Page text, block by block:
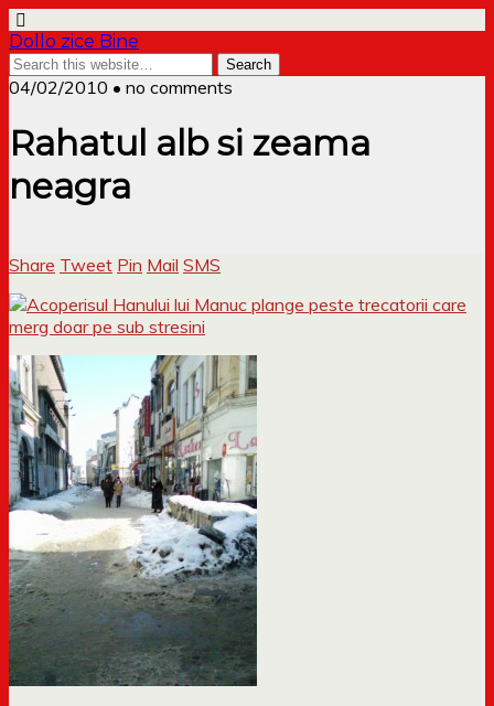
Dollo zice Bine
04/02/2010 • no comments
Rahatul alb si zeama
neagra
Share Tweet Pin Mail SMS